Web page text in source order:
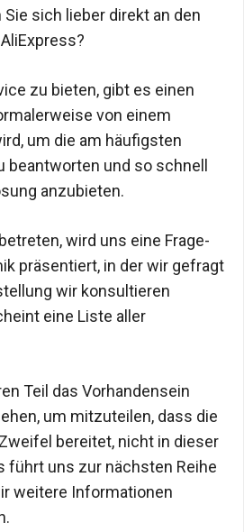
sich lieber direkt an den
zu bieten, gibt es einen
von einem
um die am häufigsten
beantworten und so schnell
anzubieten.
wird uns eine Frage-
präsentiert, in der wir gefragt
wir konsultieren
eine Liste aller
Teil das Vorhandensein
um mitzuteilen, dass die
bereitet, nicht in dieser
führt uns zur nächsten Reihe
weitere Informationen